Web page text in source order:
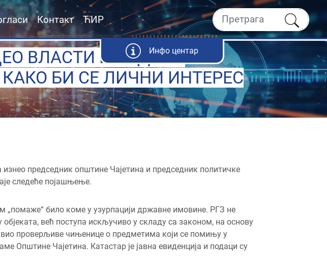
Контакт ЋИР
Инфо центар
ВЛАСТИ И ВОДИТИ
БИ СЕ ЛИЧНИ ИНТЕРЕС
председник општине Чајетина и председник политичке
следеће појашњење.
„помаже“ било коме у узурпацији државне имовине. РГЗ не
већ поступа искључиво у складу са законом, на основу
проверљиве чињенице о предметима који се помињу у
Општине Чајетина. Катастар је јавна евиденција и подаци су